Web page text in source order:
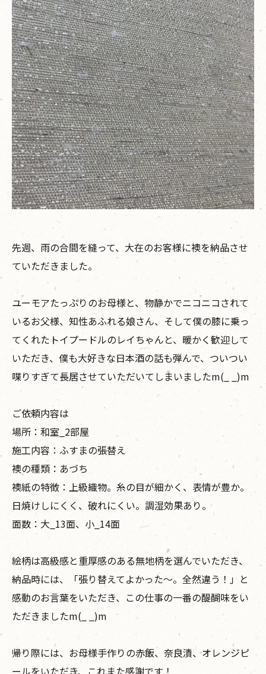
先週、雨の合間を縫って、大在のお客様に襖を納品させ
ていただきました。
ユーモアたっぷりのお母様と、物静かでニコニコされて
いるお父様、知性あふれる娘さん、そして僕の膝に乗っ
てくれたトイプードルのレイちゃんと、暖かく歓迎して
いただき、僕も大好きな日本酒の話も弾んで、ついつい
喋りすぎて長居させていただいてしまいましたm(_ _)m
ご依頼内容は
場所：和室_2部屋
施工内容：ふすまの張替え
襖の種類：あづち
襖紙の特徴：上級織物。糸の目が細かく、表情が豊か。
日焼けしにくく、破れにくい。調湿効果あり。
面数：大_13面、小_14面
絵柄は高級感と重厚感のある無地柄を選んでいただき、
納品時には、「張り替えてよかった〜。全然違う！」と
感動のお言葉をいただき、この仕事の一番の醍醐味をい
ただきましたm(_ _)m
帰り際には、お母様手作りの赤飯、奈良漬、オレンジピ
ールをいただき、これまた感謝です！